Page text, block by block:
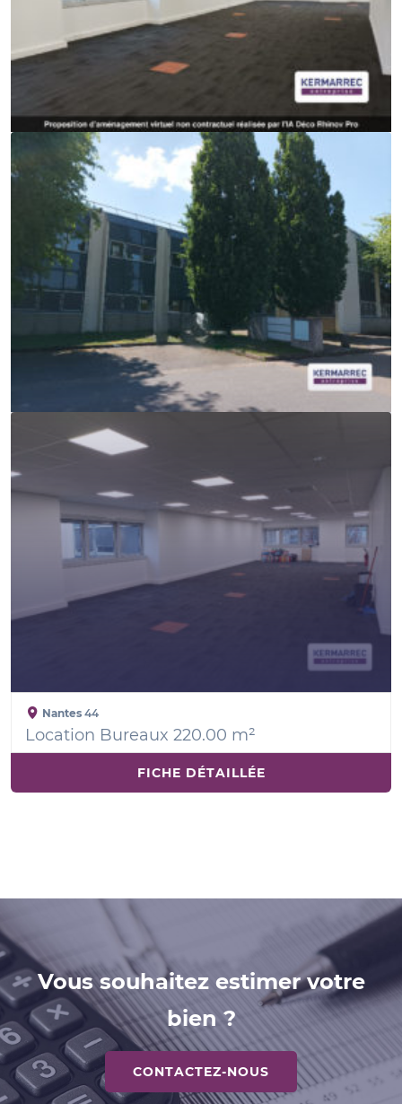
Nantes 44
Location Bureaux 220.00 m²
FICHE DÉTAILLÉE
Vous souhaitez estimer votre
bien ?
CONTACTEZ-NOUS